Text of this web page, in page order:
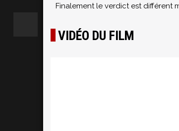
Finalement le verdict est différent
VIDÉO DU FILM